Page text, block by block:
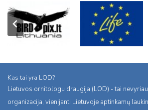
Kas tai yra LOD?
Lietuvos ornitologu draugija (LOD) - tai
organizacija, vienijanti Lietuvoje aptinkamų